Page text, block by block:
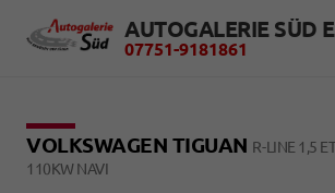
AUTOGALERIE SÜD
07751-9181861
VOLKSWAGEN TIGUAN R-LINE 1,5
110KW NAVI